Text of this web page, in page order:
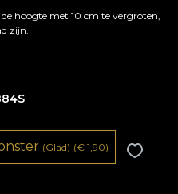
hoogte met 10 cm te vergroten,
zijn.
(Glad) (€1,90)